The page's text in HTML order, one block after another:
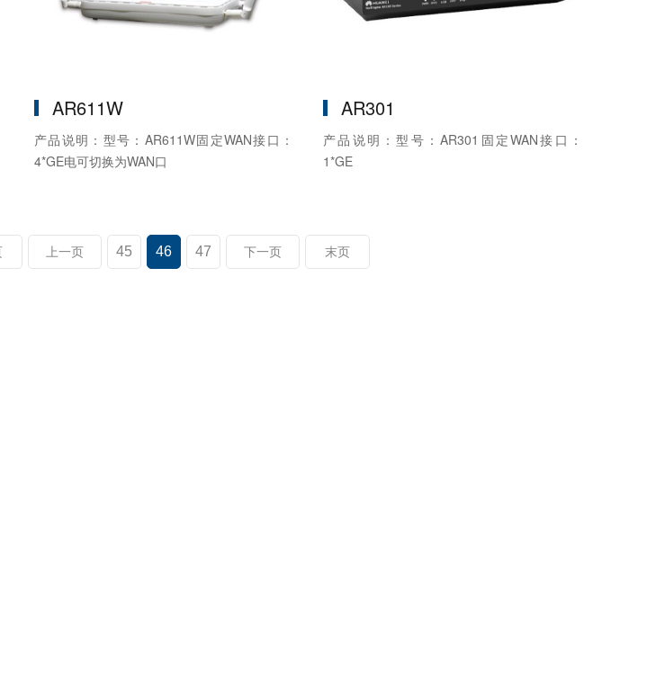
AR611W
产品说明：型号：AR611W固定WAN接口：
4*GE电可切换为WAN口
AR301
产品说明：型号：AR301固定WAN接口：
1*GE
上一页 45 46 47 下一页 末页